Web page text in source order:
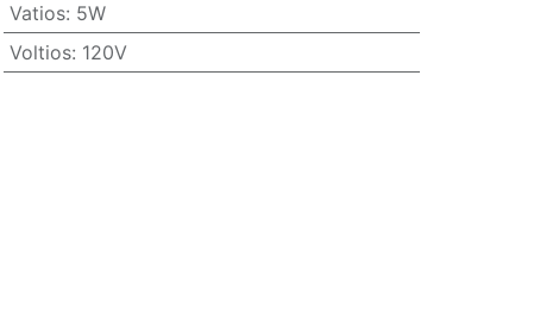
Vatios: 5W
Voltios: 120V